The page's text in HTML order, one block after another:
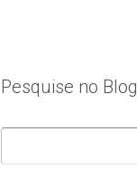
Pesquise no Blog
por: